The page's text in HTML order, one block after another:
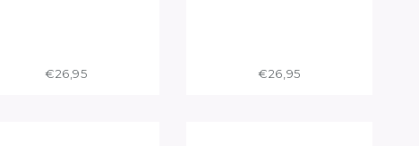
€26,95 €26,95